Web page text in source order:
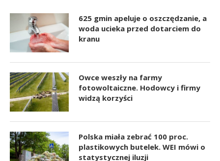
625 gmin apeluje o oszczędzanie, a
woda ucieka przed dotarciem do
kranu
Owce weszły na farmy
fotowoltaiczne. Hodowcy i firmy
widzą korzyści
Polska miała zebrać 100 proc.
plastikowych butelek. WEI mówi o
statystycznej iluzji